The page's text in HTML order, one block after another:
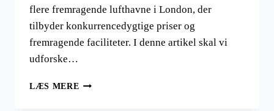
flere fremragende lufthavne i London, der
tilbyder konkurrencedygtige priser og
fremragende faciliteter. I denne artikel skal vi
udforske…
LÆS MERE DE